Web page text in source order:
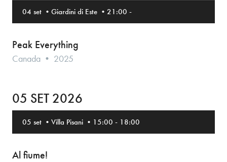
04 set • Giardini di Este • 21:00 -
Peak Everything
Canada • 2025
05 SET 2026
05 set • Villa Pisani • 15:00 - 18:00
Al fiume!